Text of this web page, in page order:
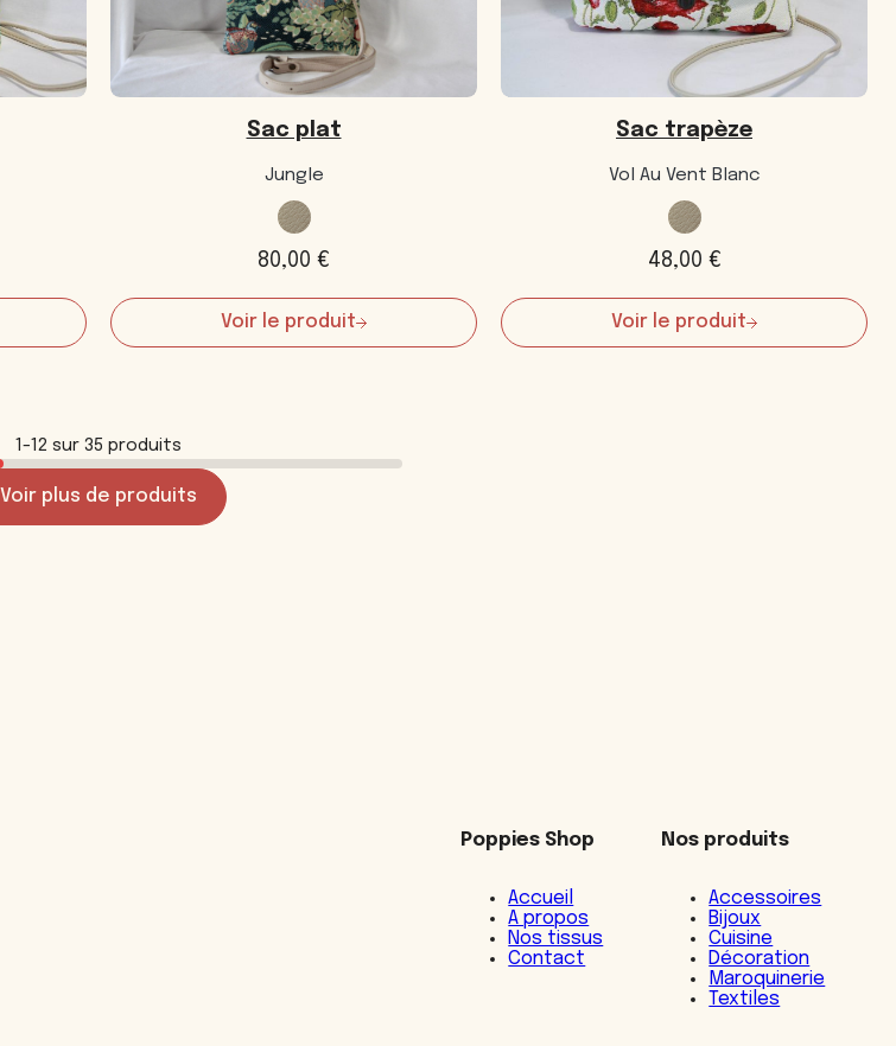
Sac plat
Jungle
80,00 €
Voir le produit
:
Sac
Sac trapèze
Vol Au Vent Blanc
48,00 €
Voir le produit
:
Sac
1-12 sur 35 produits
Voir plus de produits
Poppies Shop
Accueil
A propos
Nos tissus
Contact
Nos produits
Accessoires
Bijoux
Cuisine
Décoration
Maroquinerie
Textiles